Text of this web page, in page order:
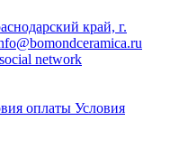
край, г.
оплаты Условия